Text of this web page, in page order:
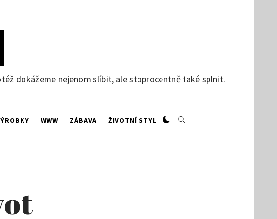
dokážeme nejenom slíbit, ale stoprocentně také splnit.
WWW ZÁBAVA ŽIVOTNÍ STYL